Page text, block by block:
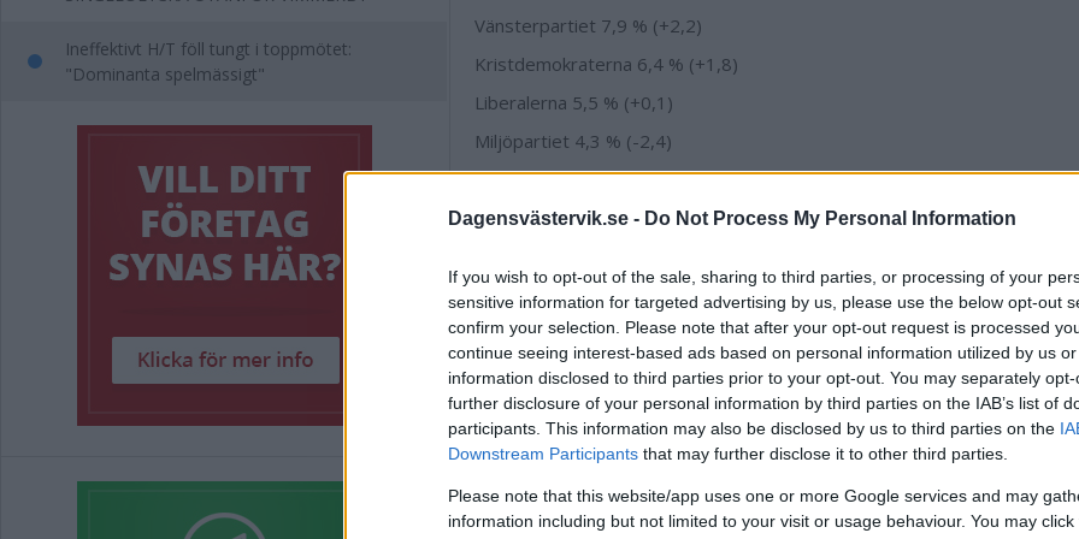
Dagensvästervik.se - Do Not Process My Personal Information
If you wish to opt-out of the sale, sharing to third parties, or processing of your
sensitive information for targeted advertising by us, please use the below opt-out
confirm your selection. Please note that after your opt-out request is processed
continue seeing interest-based ads based on personal information utilized by us
information disclosed to third parties prior to your opt-out. You may separately
further disclosure of your personal information by third parties on the IAB’s list of
participants. This information may also be disclosed by us to third parties on the
Downstream Participants that may further disclose it to other third parties.
Please note that this website/app uses one or more Google services and may
information including but not limited to your visit or usage behaviour. You may
Ineffektivt H/T föll tungt i toppmötet:
"Dominanta spelmässigt"
Vänsterpartiet 7,9 % (+2,2)
Kristdemokraterna 6,4 % (+1,8)
Liberalerna 5,5 % (+0,1)
Miljöpartiet 4,3 % (-2,4)
Övriga partier 1,4 % (-2,5)
Valdeltagande:84,4 % (+1,1)
Socialdemokraterna 31,4 % (-4,3)
Sverigedemokraterna 20,6 % (+5,3)
Moderaterna 17,2 % (-3,1)
Centerpartiet: 9,8 % (+1,0)
Kristdemokraterna 7,2 % (+2,5)
Vänsterpartiet 6,1 % (+1,5)
Liberalerna 3,7 % (+0,2)